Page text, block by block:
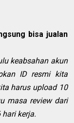
bisa jualan
keabsahan akun
ID resmi kita
harus upload 10
masa review dari
kerja.